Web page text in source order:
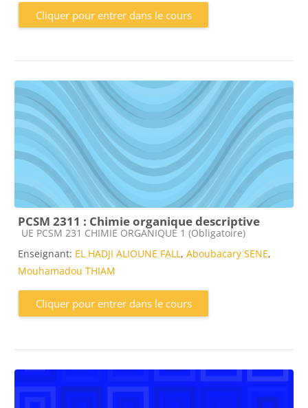
Cliquer pour entrer dans le cours
PCSM 2311 : Chimie organique descriptive
Catégorie de cours
UE PCSM 231 CHIMIE ORGANIQUE 1 (Obligatoire)
Enseignant: EL HADJI ALIOUNE FALL, Aboubacary SENE,
Mouhamadou THIAM
Cliquer pour entrer dans le cours